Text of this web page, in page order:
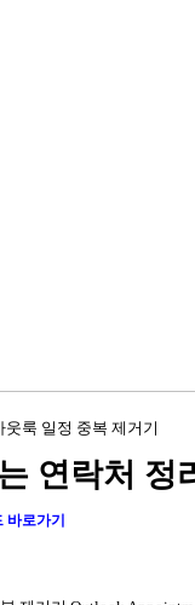
웃룩 일정 중복 제거기
연락처 정
바로가기